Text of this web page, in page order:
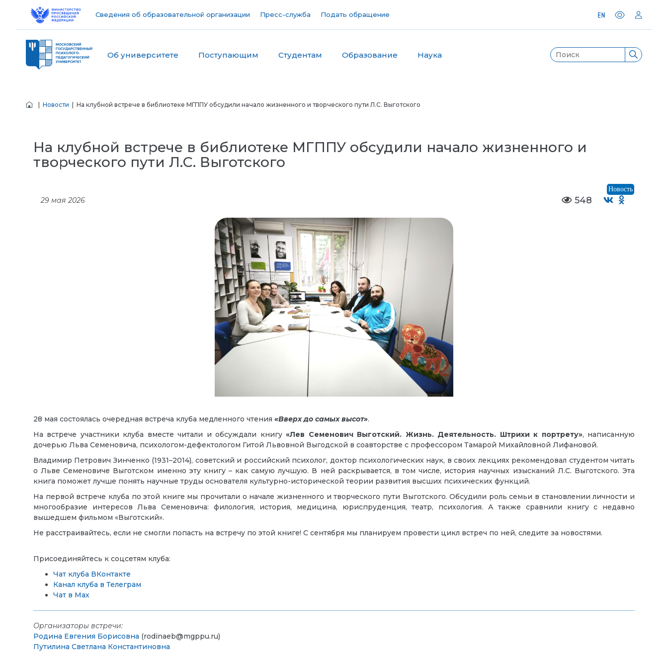
Сведения об образовательной организации Пресс-служба Подать обращение
Об университете Поступающим Студентам Образование Наука
Новости | На клубной встрече в библиотеке МГППУ обсудили начало жизненного и творческого пути Л.С. Выготского
На клубной встрече в библиотеке МГППУ обсудили начало жизненного и
творческого пути Л.С. Выготского
Новость
29 мая 2026 548
28 мая состоялась очередная встреча клуба медленного чтения «Вверх до самых высот».
На встрече участники клуба вместе читали и обсуждали книгу«Лев Семенович Выготский. Жизнь. Деятельность. Штрихи к портрету», написанную
дочерью Льва Семеновича, психологом-дефектологом Гитой Львовной Выгодской в соавторстве с профессором Тамарой Михайловной Лифановой.
Владимир Петрович Зинченко (1931–2014), советский и российский психолог, доктор психологических наук, в своих лекциях рекомендовал студентом читать
о Льве Семеновиче Выготском именно эту книгу – как самую лучшую. В ней раскрывается, в том числе, история научных изысканий Л.С. Выготского. Эта
книга поможет лучше понять научные труды основателя культурно-исторической теории развития высших психических функций.
На первой встрече клуба по этой книге мы прочитали о начале жизненного и творческого пути Выготского. Обсудили роль семьи в становлении личности и
многообразие интересов Льва Семеновича: филология, история, медицина, юриспруденция, театр, психология. А также сравнили книгу с недавно
вышедшем фильмом «Выготский».
Не расстраивайтесь, если не смогли попасть на встречу по этой книге! С сентября мы планируем провести цикл встреч по ней, следите за новостями.
Присоединяйтесь к соцсетям клуба:
Чат клуба ВКонтакте
Канал клуба в Телеграм
Чат в Мах
Организаторы встречи:
Родина Евгения Борисовна (rodinaeb@mgppu.ru)
Путилина Светлана Константиновна